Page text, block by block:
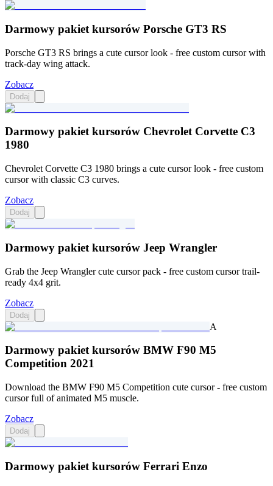
Darmowy pakiet kursorów Porsche GT3 RS
Porsche GT3 RS brings a cute cursor look - free custom cursor with
track-day wing attack.
Zobacz
Dodaj
Darmowy pakiet kursorów Chevrolet Сorvette C3
1980
Chevrolet Corvette C3 1980 brings a cute cursor look - free custom
cursor with classic C3 curves.
Zobacz
Dodaj
Darmowy pakiet kursorów Jeep Wrangler
Grab the Jeep Wrangler cute cursor pack - free custom cursor trail-
ready 4x4 grit.
Zobacz
Dodaj
A
Darmowy pakiet kursorów BMW F90 M5
Competition 2021
Download the BMW F90 M5 Competition cute cursor - free custom
cursor full of animated M5 muscle.
Zobacz
Dodaj
Darmowy pakiet kursorów Ferrari Enzo